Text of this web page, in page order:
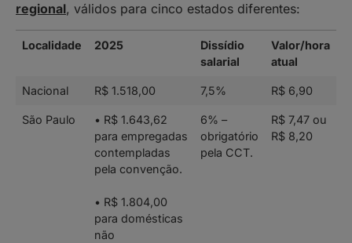
regional, válidos para cinco estados diferentes:
Localidade 2025
Dissídio
salarial
Valor/hora
atual
Nacional R$ 1.518,00 7,5% R$ 6,90
São Paulo
• R$ 1.643,62
para empregadas
contempladas
pela convenção.
• R$ 1.804,00
para domésticas
não
6% –
obrigatório
pela CCT.
R$ 7,47 ou
R$ 8,20